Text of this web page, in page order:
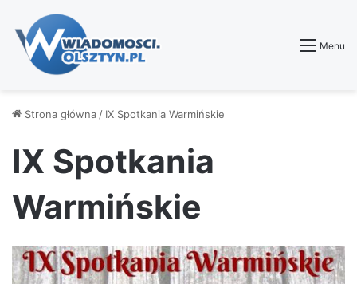
Menu
Strona główna / IX Spotkania Warmińskie
IX Spotkania
Warmińskie